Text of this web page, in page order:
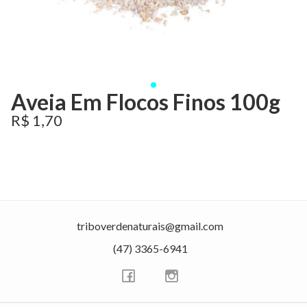
Aveia Em Flocos Finos 100g
R$ 1,70
triboverdenaturais@gmail.com
(47) 3365-6941